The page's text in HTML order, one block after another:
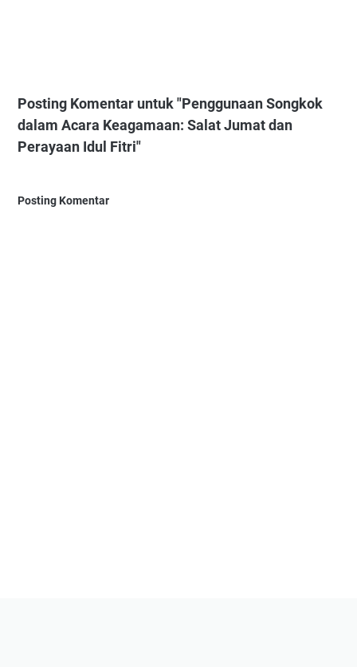
Posting Komentar untuk "Penggunaan Songkok
dalam Acara Keagamaan: Salat Jumat dan
Perayaan Idul Fitri"
Posting Komentar